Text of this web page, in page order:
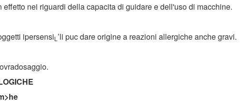
effetto nei riguardi della capacita di guidare e dell'uso di macchine.
ipersensiL ’li puc dare origine a reazioni allergiche anche gravi.